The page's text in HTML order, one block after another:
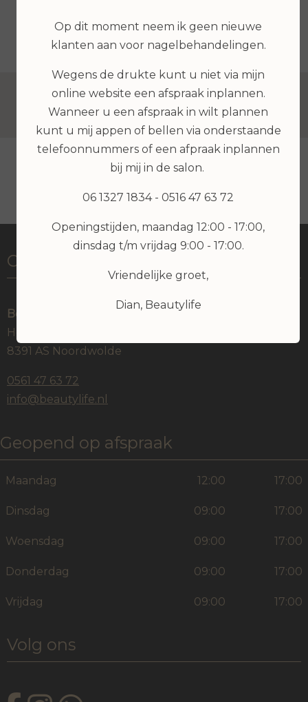
Contactgegevens
Beautylife
Hoofdstraat oost 1A
8391 AS Noordwolde
0561 47 63 72
info@beautylife.nl
Geopend op afspraak
Maandag 12:00 17:00
Dinsdag 09:00 17:00
Woensdag 09:00 17:00
Donderdag 09:00 17:00
Vrijdag 09:00 17:00
Volg ons
Op dit moment neem ik geen nieuwe
klanten aan voor nagelbehandelingen.
Wegens de drukte kunt u niet via mijn
online website een afspraak inplannen.
Wanneer u een afspraak in wilt plannen
kunt u mij appen of bellen via onderstaande
telefoonnummers of een afpraak inplannen
bij mij in de salon.
06 1327 1834 - 0516 47 63 72
Openingstijden, maandag 12:00 - 17:00,
dinsdag t/m vrijdag 9:00 - 17:00.
Vriendelijke groet,
Dian, Beautylife